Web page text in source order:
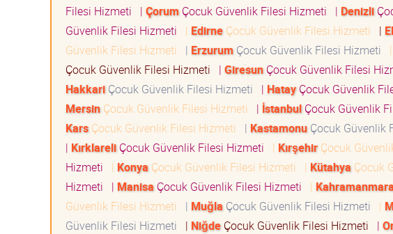
Filesi Hizmeti
| ÇorumÇocuk Güvenlik Filesi Hizmeti | Denizli
Güvenlik Filesi Hizmeti
| EdirneÇocuk Güvenlik Filesi Hizmeti |
Güvenlik Filesi Hizmeti
| ErzurumÇocuk Güvenlik Filesi Hizmeti |
Çocuk Güvenlik Filesi Hizmeti
| GiresunÇocuk Güvenlik Filesi
HakkariÇocuk Güvenlik Filesi Hizmeti | HatayÇocuk Güvenlik
MersinÇocuk Güvenlik Filesi Hizmeti | İstanbulÇocuk Güvenlik
KarsÇocuk Güvenlik Filesi Hizmeti | KastamonuÇocuk Güvenlik
| KırklareliÇocuk Güvenlik Filesi Hizmeti | Kırşehir Çocuk
Hizmeti
| Konya Çocuk Güvenlik Filesi Hizmeti | Kütahya Çocuk
Hizmeti
| Manisa Çocuk Güvenlik Filesi Hizmeti |
Güvenlik Filesi Hizmeti
| Muğla Çocuk Güvenlik Filesi Hizmeti |
Güvenlik Filesi Hizmeti
| NiğdeÇocuk Güvenlik Filesi Hizmeti |